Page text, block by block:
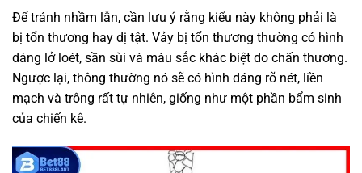
Để tránh nhầm lẫn, cần lưu ý rằng kiểu này không phải là
bị tổn thương hay dị tật. Vảy bị tổn thương thường có hình
dáng lở loét, sần sùi và màu sắc khác biệt do chấn thương.
Ngược lại, thông thường nó sẽ có hình dáng rõ nét, liền
mạch và trông rất tự nhiên, giống như một phần bẩm sinh
của chiến kê.